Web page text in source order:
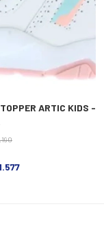
ARTIC KIDS -